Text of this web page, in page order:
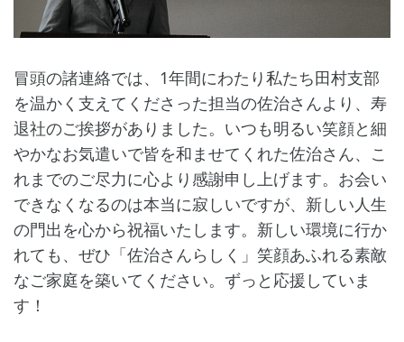
冒頭の諸連絡では、1年間にわたり私たち田村支部
を温かく支えてくださった担当の佐治さんより、寿
退社のご挨拶がありました。いつも明るい笑顔と細
やかなお気遣いで皆を和ませてくれた佐治さん、こ
れまでのご尽力に心より感謝申し上げます。お会い
できなくなるのは本当に寂しいですが、新しい人生
の門出を心から祝福いたします。新しい環境に行か
れても、ぜひ「佐治さんらしく」笑顔あふれる素敵
なご家庭を築いてください。ずっと応援していま
す！